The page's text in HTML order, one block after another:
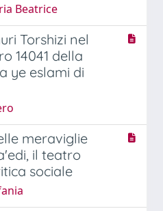
Beatrice
Torshizi nel
14041 della
ye eslami di
meraviglie
il teatro
sociale